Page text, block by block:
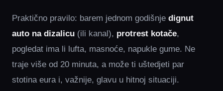
Praktično pravilo: barem jednom godišnje dignut
auto na dizalicu (ili kanal), protrest kotače,
pogledat ima li lufta, masnoće, napukle gume. Ne
traje više od 20 minuta, a može ti uštedjeti par
stotina eura i, važnije, glavu u hitnoj situaciji.